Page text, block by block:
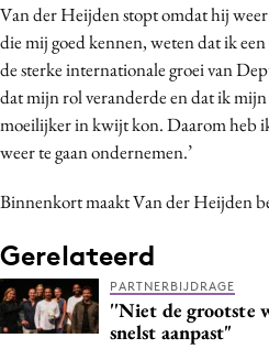
Effectiviteit
Gedragsverandering
Influencer marketing
Interne communicatie
Martech
Media
PR
Programmatic
Purpose Marketing
Van der Heijden stopt omdat hij
die mij goed kennen, weten dat ik
de sterke internationale groei van
dat mijn rol veranderde en dat ik mijn
moeilijker in kwijt kon. Daarom heb
weer te gaan ondernemen.’
Binnenkort maaktVan der Heijden
Gerelateerd
PARTNERBIJDRAGE
''Niet de grootste
snelst aanpast"